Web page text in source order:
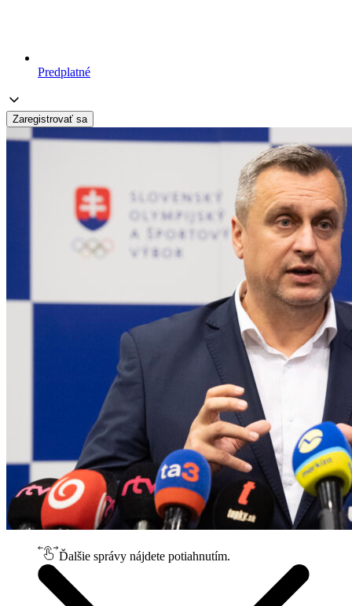
Predplatné
Zaregistrovať sa
Ďalšie správy nájdete potiahnutím.